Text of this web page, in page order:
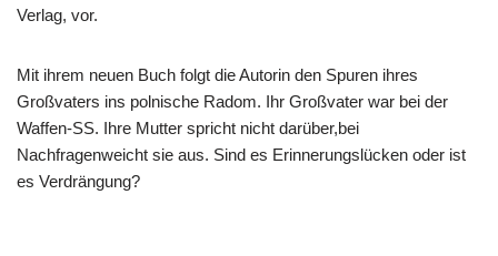
Verlag, vor.
Mit ihrem neuen Buch folgt die Autorin den Spuren ihres
Großvaters ins polnische Radom. Ihr Großvater war bei der
Waffen-SS. Ihre Mutter spricht nicht darüber,bei
Nachfragenweicht sie aus. Sind es Erinnerungslücken oder ist
es Verdrängung?